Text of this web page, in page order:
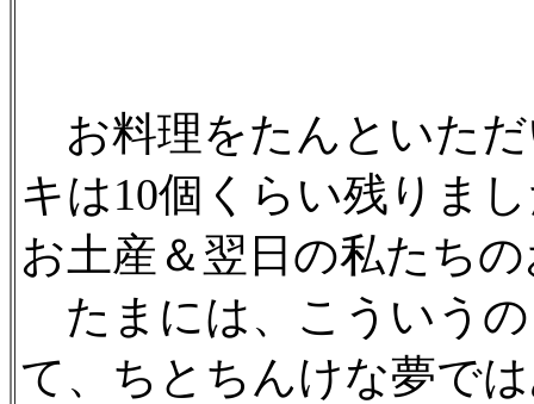
お料理をたんといた
キは10個くらい残りま
お土産＆翌日の私たち
たまには、こういう
て、ちとちんけな夢で